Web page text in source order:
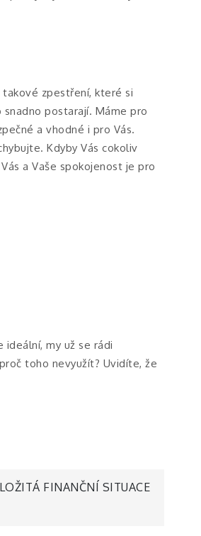
zpestření, které si
postarají. Máme pro
a vhodné i pro Vás.
Kdyby Vás cokoliv
a Vaše spokojenost je pro
my už se rádi
toho nevyužít? Uvidíte, že
FINANČNÍ SITUACE